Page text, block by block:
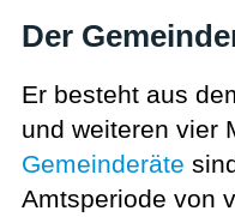
Der
Er besteht aus
und weiteren vier
Gemeinderäte
Amtsperiode von